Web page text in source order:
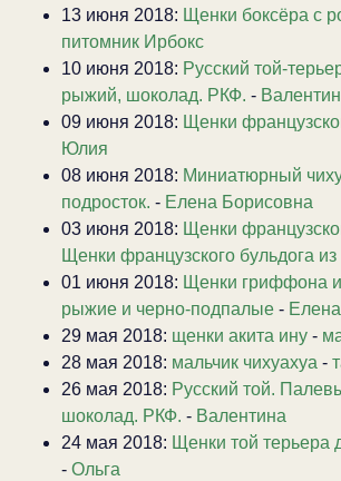
13 июня 2018: Щенки боксёра с
питомник Ирбокс
10 июня 2018: Русский той-
рыжий, шоколад. РКФ. -
09 июня 2018: Щенки
Юлия
08 июня 2018: Миниатюрный
подросток. - Елена Борисовна
03 июня 2018: Щенки
Щенки французского бульдога
01 июня 2018: Щенки гриффона
рыжие и черно-подпалые - Елена
29 мая 2018: щенки акита ину -
28 мая 2018: мальчик чихуахуа -
26 мая 2018: Русский той.
шоколад. РКФ. - Валентина
24 мая 2018: Щенки той терьера
- Ольга